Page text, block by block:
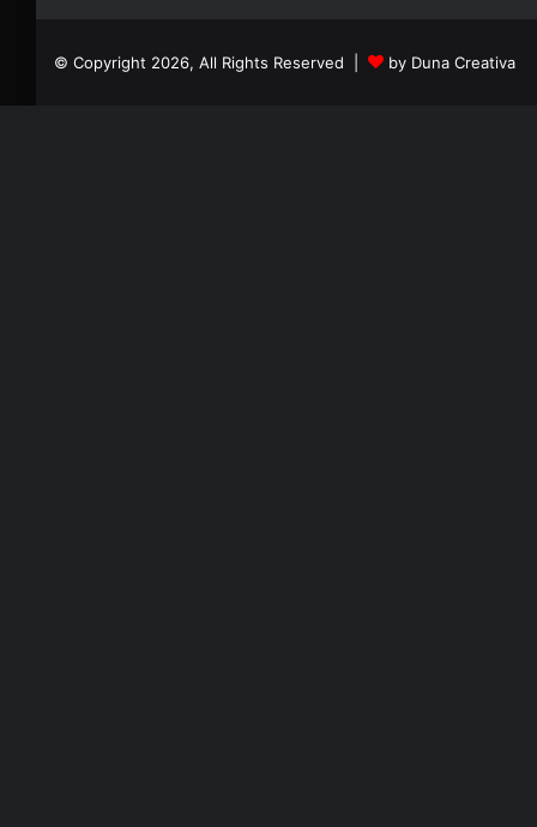
© Copyright 2026, All Rights Reserved | by Duna Creativa